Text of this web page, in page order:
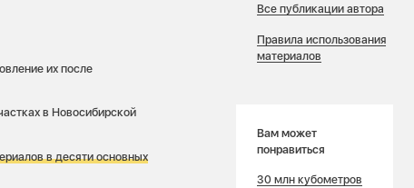
их после
в Новосибирской
в десяти основных
Все публикации автора
Правила использования
материалов
Вам может
понравиться
30 млн кубометров